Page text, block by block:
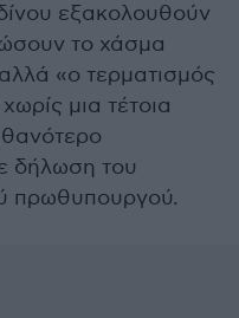
εξακολουθούν
το χάσμα
«ο τερματισμός
μια τέτοια
δήλωση του
πρωθυπουργού.